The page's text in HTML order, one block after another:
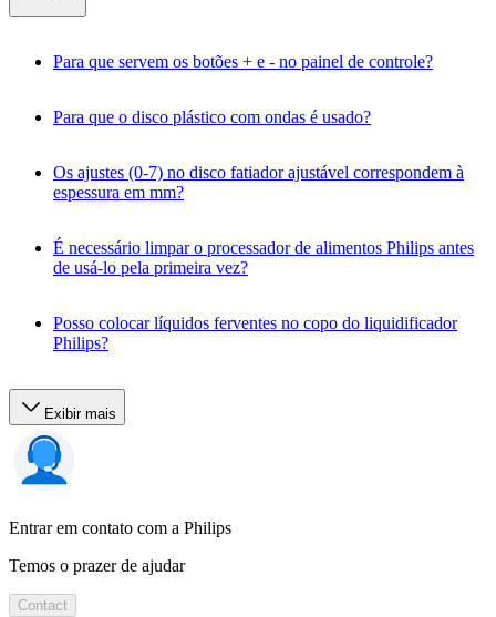
Para que servem os botões + e - no painel de controle?
Para que o disco plástico com ondas é usado?
Os ajustes (0-7) no disco fatiador ajustável correspondem à
espessura em mm?
É necessário limpar o processador de alimentos Philips antes
de usá-lo pela primeira vez?
Posso colocar líquidos ferventes no copo do liquidificador
Philips?
Exibir mais
Entrar em contato com a Philips
Temos o prazer de ajudar
Contact